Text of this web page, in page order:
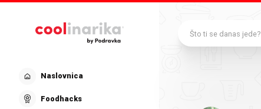
Naslovnica
Foodhacks
Što ti se danas jede?